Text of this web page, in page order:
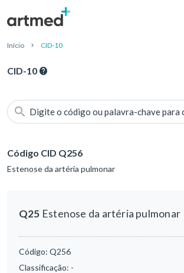
Início CID-10
CID-10
Digite o código ou palavra-chave para
Código CID Q256
Estenose da artéria pulmonar
Q25 Estenose da artéria pulmonar
Código: Q256
Classificação: -